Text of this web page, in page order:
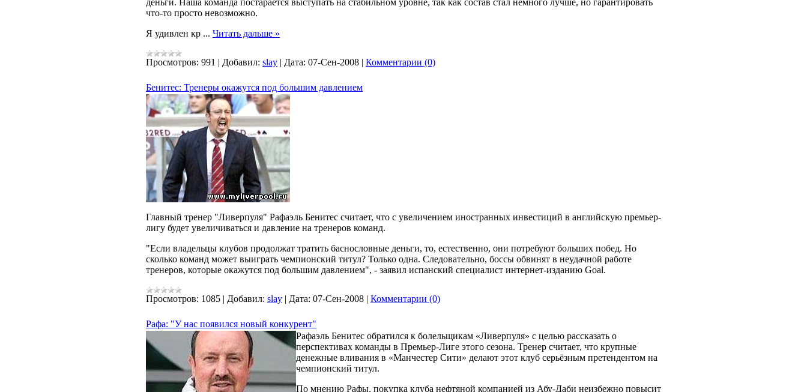
деньги. Наша команда постарается выступать на стабильном уровне, так как состав стал немного лучше, но гарантировать
что-то просто невозможно.
Я удивлен кр ... Читать дальше »
Просмотров: 991 | Добавил: slay | Дата: 07-Сен-2008 | Комментарии (0)
Бенитес: Тренеры окажутся под большим давлением
Главный тренер "Ливерпуля" Рафаэль Бенитес считает, что с увеличением иностранных инвестиций в английскую премьер-
лигу будет увеличиваться и давление на тренеров команд.
"Если владельцы клубов продолжат тратить баснословные деньги, то, естественно, они потребуют больших побед. Но
сколько команд может выиграть чемпионский титул? Только одна. Следовательно, боссы обвинят в неудачной работе
тренеров, которые окажутся под большим давлением", - заявил испанский специалист интернет-изданию Goal.
Просмотров: 1085 | Добавил: slay | Дата: 07-Сен-2008 | Комментарии (0)
Рафа: "У нас появился новый конкурент"
Рафаэль Бенитес обратился к болельщикам «Ливерпуля» с целью рассказать о
перспективах команды в Премьер-Лиге этого сезона. Тренер считает, что крупные
денежные вливания в «Манчестер Сити» делают этот клуб серьёзным претендентом на
чемпионский титул.
По мнению Рафы, покупка клуба нефтяной компанией из Абу-Даби неизбежно повысит